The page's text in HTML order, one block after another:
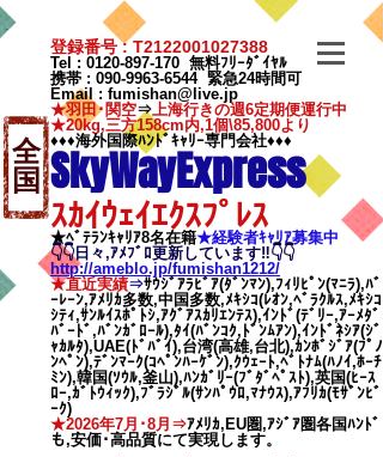
全
国
登録番号 : T2122001027388
Tel : 0120-897-170 無料ﾌﾘｰﾀﾞｲﾔﾙ
携帯 : 090-9963-6544緊急24時間可
Email : fumishan@live.jp
★羽田･関空⇒上海行きの週6定期便運行中
★20kg,三方158cm内,1個\85,800より
♦♦♦海外国際ﾊﾝﾄﾞｷｬﾘｰ専門会社♦♦♦
SkyWayExpress
ｽｶｲｳｪｲｴｸｽﾌﾟﾚｽ
★ﾍﾞﾃﾗﾝｷｬﾘｱ8名在籍★​経験者ｷｬﾘｱ募集中
👇👇日々,ｱﾒﾌﾞﾛ更新しています‼👇👇
http://ameblo.jp/fumishan1212/
★直近実績⇒ｻｳｼﾞｱﾗﾋﾞｱ(ﾀﾞﾝﾏﾝ),ﾌｨﾘﾋﾟﾝ(ﾏﾆﾗ),ﾊﾞ
ｰﾚｰﾝ,ｱﾒﾘｶ多数,中国多数,ﾒｷｼｺ(ﾚｵﾝ,ﾍﾞﾗｸﾙｽ,ﾒｷｼｺ
ｼﾃｨ,ｻﾝﾙｲｽﾎﾟﾄｼ,ｱｸﾞｱｽｶﾘｴﾝﾃｽ),ｲﾝﾄﾞ(ﾃﾞﾘｰ,ｱｰﾒﾀﾞ
ﾊﾞｰﾄﾞ,ﾊﾞﾝｶﾞﾛｰﾙ),ﾀｲ(ﾊﾞﾝｺｸ,ﾄﾞﾝﾑｱﾝ),ｲﾝﾄﾞﾈｼｱ(ｼﾞ
ｬｶﾙﾀ),UAE(ﾄﾞﾊﾞｲ),台湾(高雄,台北),ｶﾝﾎﾞｼﾞｱ(ﾌﾟﾉ
ﾝﾍﾟﾝ),ﾃﾞﾝﾏｰｸ(ｺﾍﾟﾝﾊｰｹﾞﾝ),ｸｳｪｰﾄ,ﾍﾞﾄﾅﾑ(ﾊﾉｲ,ﾎｰﾁ
ﾐﾝ),韓国(ｿｳﾙ,釜山),ﾊﾝｶﾞﾘｰ(ﾌﾞﾀﾞﾍﾟｽﾄ),英国(ﾋｰｽ
ﾛｰ,ｶﾞﾄｳｨｯｸ),ﾌﾞﾗｼﾞﾙ(ｻﾝﾊﾟｳﾛ,ﾏﾅｳｽ),ｱﾌﾘｶ(ﾓｻﾞﾝﾋﾞ
ｰｸ)
★2026年7月･8月⇒ｱﾒﾘｶ,EU圏,ｱｼﾞｱ圏各国ﾊﾝﾄﾞ
も,安価･高品質にて実現します。